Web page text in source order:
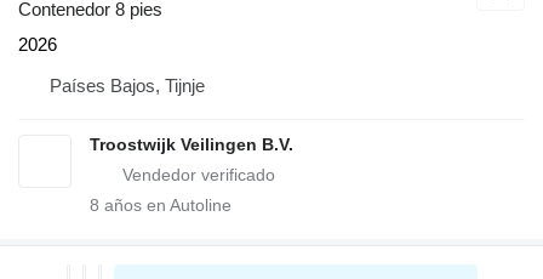
Contenedor 8 pies
2026
Países Bajos, Tijnje
Troostwijk Veilingen B.V.
8 años en Autoline